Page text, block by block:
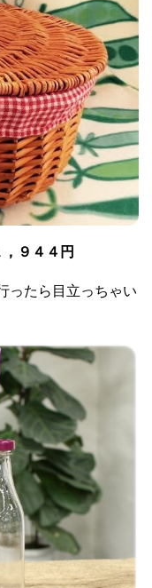
９４４円
ったら目立っちゃい